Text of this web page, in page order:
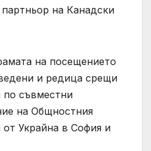
на Канадски
на посещението
и редица срещи
по съвместни
на Общностния
Украйна в София и